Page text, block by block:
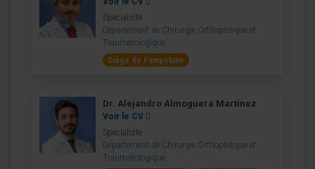
Spécialiste
Département de Chirurgie Orthopédique et
Traumatologique
Siège de Pampelune
Dr. Alejandro Almoguera Martínez
Voir le CV
Spécialiste
Département de Chirurgie Orthopédique et
Traumatologique